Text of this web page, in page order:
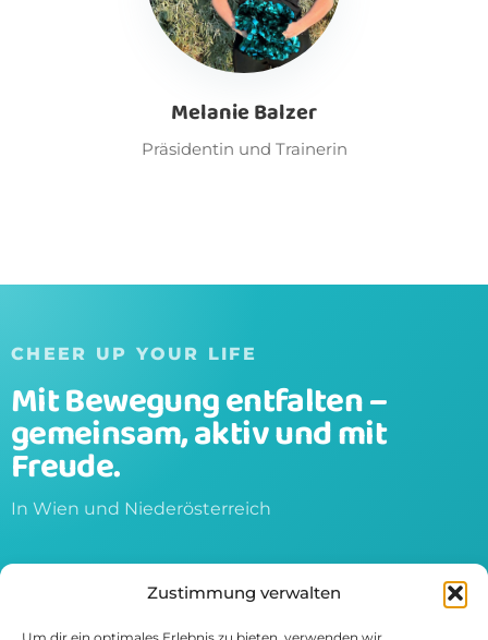
Zustimmung verwalten
Melanie Balzer
Präsidentin und Trainerin
CHEER UP YOUR LIFE
Mit Bewegung entfalten –
gemeinsam, aktiv und mit
Freude.
In Wien und Niederösterreich
Startseite
office@cheerupyourlife.at